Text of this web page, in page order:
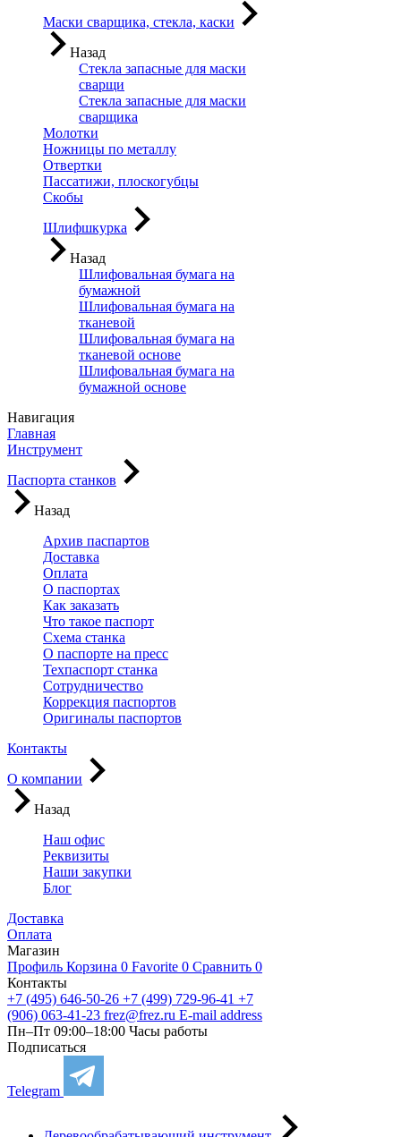
Маски сварщика, стекла, каски
Назад
Стекла запасные для маски
сварщи
Стекла запасные для маски
сварщика
Молотки
Ножницы по металлу
Отвертки
Пассатижи, плоскогубцы
Скобы
Шлифшкурка
Назад
Шлифовальная бумага на
бумажной
Шлифовальная бумага на
тканевой
Шлифовальная бумага на
тканевой основе
Шлифовальная бумага на
бумажной основе
Навигация
Главная
Инструмент
Паспорта станков
Назад
Архив паспартов
Доставка
Оплата
О паспортах
Как заказать
Что такое паспорт
Схема станка
О паспорте на пресс
Техпаспорт станка
Сотрудничество
Коррекция паспортов
Оригиналы паспортов
Контакты
О компании
Назад
Наш офис
Реквизиты
Наши закупки
Блог
Доставка
Оплата
Магазин
Профиль Корзина 0 Favorite 0 Сравнить 0
Контакты
+7 (495) 646-50-26 +7 (499) 729-96-41 +7
(906) 063-41-23 frez@frez.ru E-mail address
Пн–Пт 09:00–18:00 Часы работы
Подписаться
Telegram